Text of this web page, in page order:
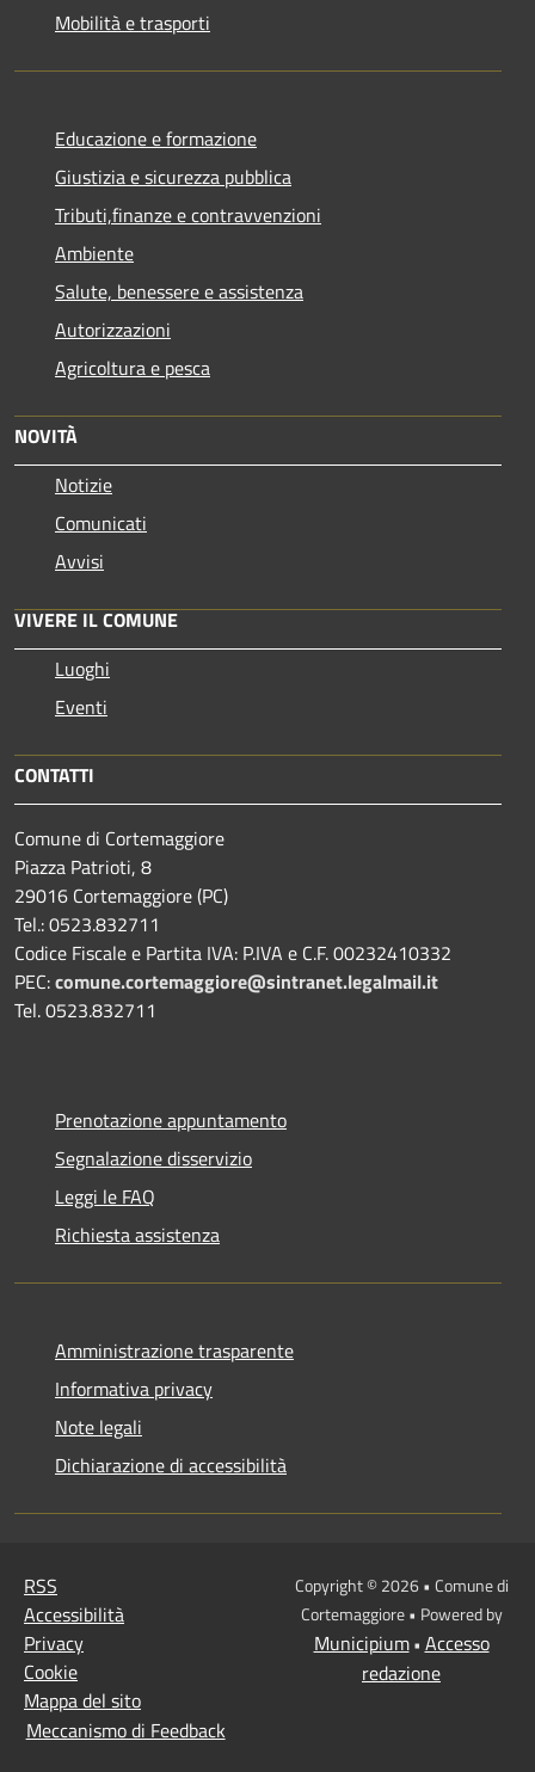
Mobilità e trasporti
Educazione e formazione
Giustizia e sicurezza pubblica
Tributi,finanze e contravvenzioni
Ambiente
Salute, benessere e assistenza
Autorizzazioni
Agricoltura e pesca
NOVITÀ
Notizie
Comunicati
Avvisi
VIVERE IL COMUNE
Luoghi
Eventi
CONTATTI
Comune di Cortemaggiore
Piazza Patrioti, 8
29016 Cortemaggiore (PC)
Tel.: 0523.832711
Codice Fiscale e Partita IVA: P.IVA e C.F. 00232410332
PEC:comune.cortemaggiore@sintranet.legalmail.it
Tel. 0523.832711
Prenotazione appuntamento
Segnalazione disservizio
Leggi le FAQ
Richiesta assistenza
Amministrazione trasparente
Informativa privacy
Note legali
Dichiarazione di accessibilità
RSS
Accessibilità
Privacy
Cookie
Mappa del sito
Meccanismo di Feedback
Copyright © 2026 • Comune di
Cortemaggiore • Powered by
Municipium• Accesso
redazione